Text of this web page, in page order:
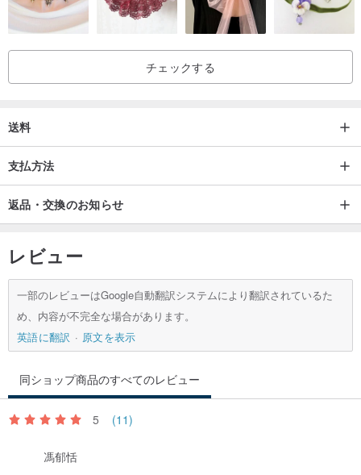
チェックする
送料
支払方法
返品・交換のお知らせ
レビュー
一部のレビューはGoogle自動翻訳システムにより翻訳されているた
め、内容が不完全な場合があります。
英語に翻訳
原文を表示
同ショップ商品のすべてのレビュー
5 (11)
馮郁恬